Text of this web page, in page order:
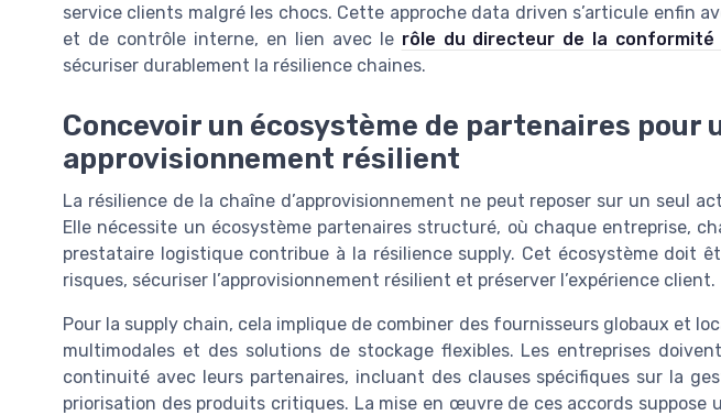
service clients malgré les chocs. Cette approche data driven s’articule enfin
et de contrôle interne, en lien avec le rôle du directeur de la conformité
sécuriser durablement la résilience chaines.
Concevoir un écosystème de partenaires pour
approvisionnement résilient
La résilience de la chaîne d’approvisionnement ne peut reposer sur un seul
Elle nécessite un écosystème partenaires structuré, où chaque entreprise,
prestataire logistique contribue à la résilience supply. Cet écosystème doit
risques, sécuriser l’approvisionnement résilient et préserver l’expérience client.
Pour la supply chain, cela implique de combiner des fournisseurs globaux et
multimodales et des solutions de stockage flexibles. Les entreprises
continuité avec leurs partenaires, incluant des clauses spécifiques sur la
priorisation des produits critiques. La mise en œuvre de ces accords suppose